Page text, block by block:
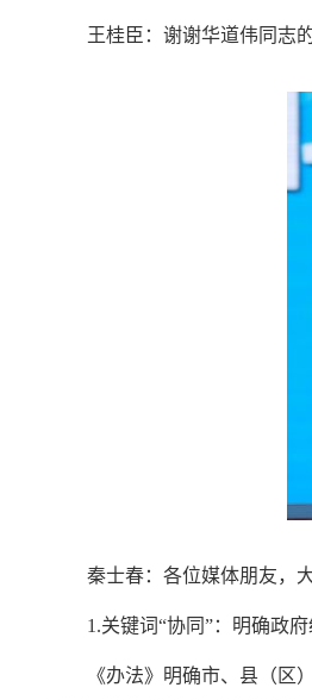
王桂臣：谢谢华道伟同志
秦士春：各位媒体朋友，
1.关键词“协同”：明确政
《办法》明确市、县（